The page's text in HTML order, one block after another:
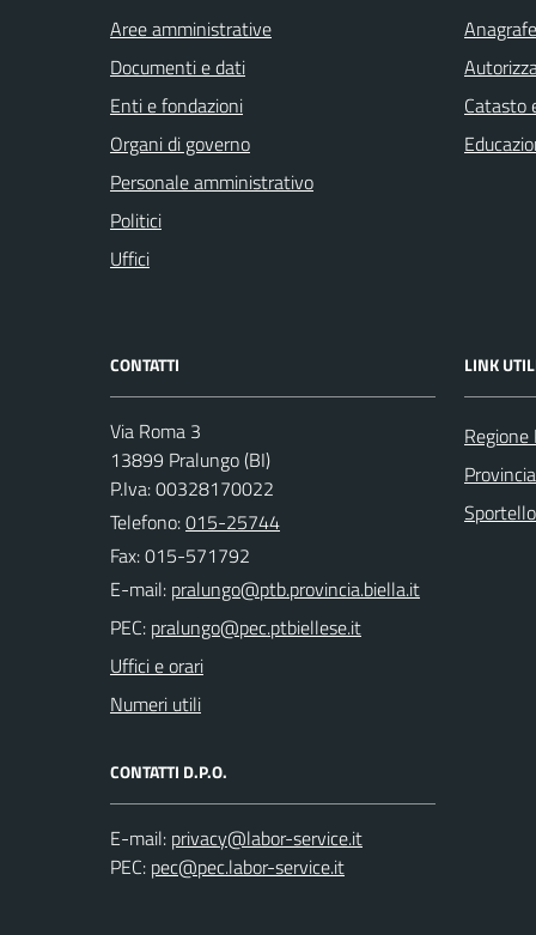
Aree amministrative
Documenti e dati
Enti e fondazioni
Organi di governo
Personale amministrativo
Politici
Uffici
Catasto
CONTATTI
Via Roma 3
13899 Pralungo (BI)
P.Iva: 00328170022
Telefono:015-25744
Fax: 015-571792
E-mail:
PEC:
Uffici e orari
Numeri utili
CONTATTI D.P.O.
E-mail:
PEC:
LINK